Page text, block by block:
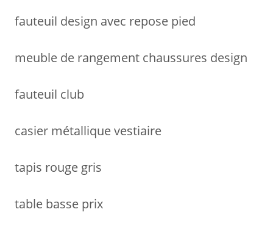
fauteuil design avec repose pied
meuble de rangement chaussures design
fauteuil club
casier métallique vestiaire
tapis rouge gris
table basse prix